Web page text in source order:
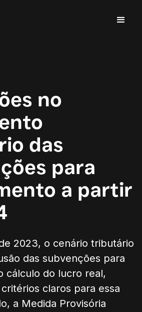
no
das
para
a partir
2023, o cenário tributário
das subvenções para
cálculo do lucro real,
claros para essa
a Medida Provisória